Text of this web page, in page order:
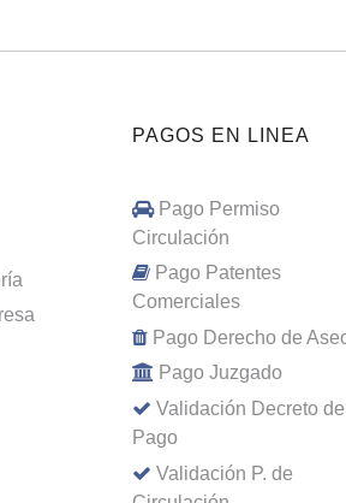
PAGOS EN LINEA
Pago Permiso
Circulación
Pago Patentes
Comerciales
Pago Derecho de
Pago Juzgado
Validación Decreto de
Pago
Validación P. de